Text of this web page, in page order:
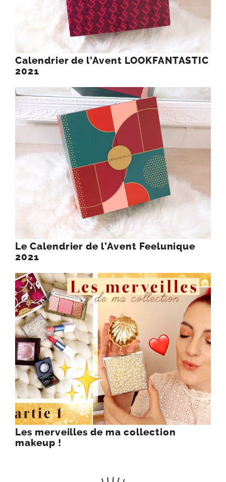
Calendrier de l’Avent LOOKFANTASTIC
2021
Le Calendrier de l’Avent Feelunique
2021
Les merveilles de ma collection
makeup !